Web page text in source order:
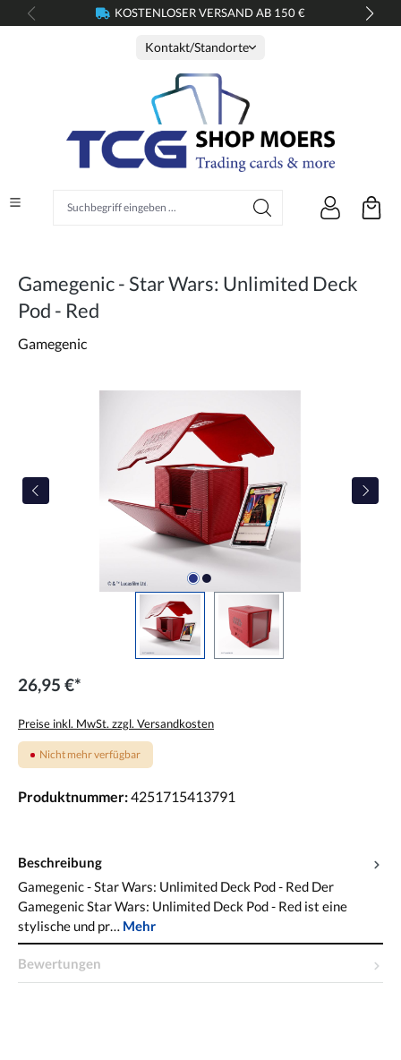
springen KOSTENLOSER VERSAND AB 150 €
Kontakt/Standorte
Gamegenic - Star Wars: Unlimited Deck
Pod - Red
Gamegenic
26,95 €*
Preise inkl. MwSt. zzgl. Versandkosten
Nicht mehr verfügbar
Produktnummer:4251715413791
Beschreibung
Gamegenic - Star Wars: Unlimited Deck Pod - Red Der
Gamegenic Star Wars: Unlimited Deck Pod - Red ist eine
stylische und pr… Mehr
Bewertungen